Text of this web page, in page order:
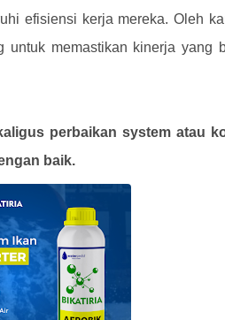
efisiensi kerja mereka. Oleh
memastikan kinerja yang
perbaikan system atau
baik.